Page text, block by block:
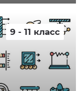
9 - 11 класс